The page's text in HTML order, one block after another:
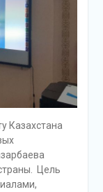
Казахстана
Цель